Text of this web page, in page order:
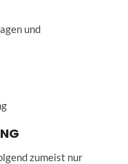
und
zumeist nur